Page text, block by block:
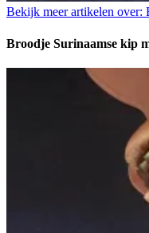
Bekijk meer artikelen over:
Broodje Surinaamse kip